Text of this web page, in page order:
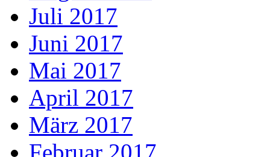
Juli 2017
Juni 2017
Mai 2017
April 2017
März 2017